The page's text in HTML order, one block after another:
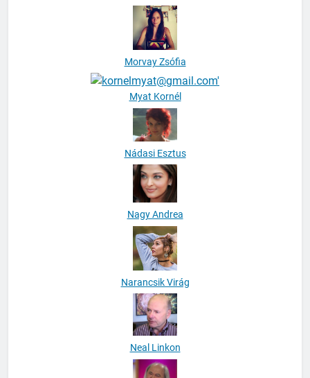
Molnár Zsóka
Morvay Zsófia
Myat Kornél
Nádasi Esztus
Nagy Andrea
Narancsik Virág
Neal Linkon